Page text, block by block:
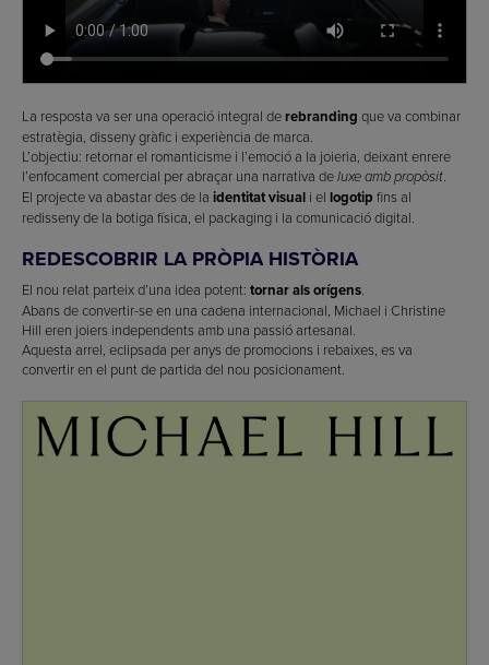
La resposta va ser una operació integral de rebranding que va combinar
estratègia, disseny gràfic i experiència de marca.
L’objectiu: retornar el romanticisme i l’emoció a la joieria, deixant enrere
l’enfocament comercial per abraçar una narrativa deluxe amb propòsit.
El projecte va abastar des de la identitat visual i el logotip fins al
redisseny de la botiga física, el packaging i la comunicació digital.
REDESCOBRIR LA PRÒPIA HISTÒRIA
El nou relat parteix d’una idea potent: tornar als orígens.
Abans de convertir-se en una cadena internacional, Michael i Christine
Hill eren joiers independents amb una passió artesanal.
Aquesta arrel, eclipsada per anys de promocions i rebaixes, es va
convertir en el punt de partida del nou posicionament.